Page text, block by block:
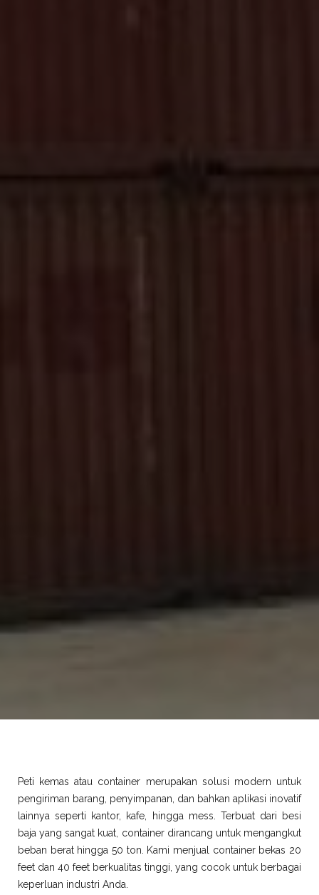
Peti kemas atau container merupakan solusi modern untuk
pengiriman barang, penyimpanan, dan bahkan aplikasi inovatif
lainnya seperti kantor, kafe, hingga mess. Terbuat dari besi
baja yang sangat kuat, container dirancang untuk mengangkut
beban berat hingga 50 ton. Kami menjual container bekas 20
feet dan 40 feet berkualitas tinggi, yang cocok untuk berbagai
keperluan industri Anda.